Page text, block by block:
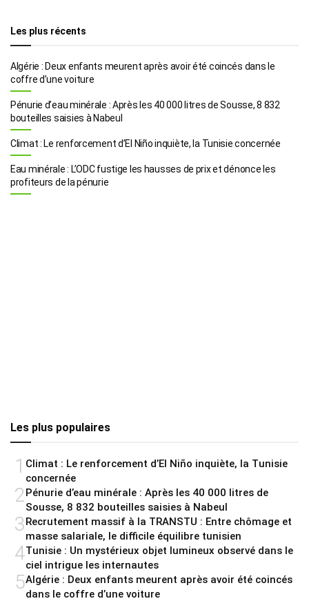
Les plus récents
Algérie : Deux enfants meurent après avoir été coincés dans le
coffre d’une voiture
Pénurie d’eau minérale : Après les 40 000 litres de Sousse, 8 832
bouteilles saisies à Nabeul
Climat : Le renforcement d’El Niño inquiète, la Tunisie concernée
Eau minérale : L’ODC fustige les hausses de prix et dénonce les
profiteurs de la pénurie
Les plus populaires
1 Climat : Le renforcement d’El Niño inquiète, la Tunisie
concernée
2Pénurie d’eau minérale : Après les 40 000 litres de
Sousse, 8 832 bouteilles saisies à Nabeul
3Recrutement massif à la TRANSTU : Entre chômage et
masse salariale, le difficile équilibre tunisien
4Tunisie : Un mystérieux objet lumineux observé dans le
ciel intrigue les internautes
5Algérie : Deux enfants meurent après avoir été coincés
dans le coffre d’une voiture